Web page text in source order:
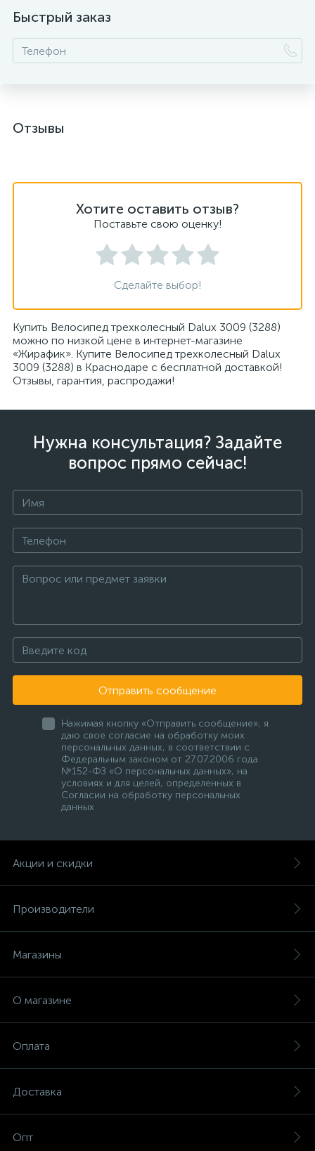
Быстрый заказ
Отзывы
Хотите оставить отзыв?
Поставьте свою оценку!
Сделайте выбор!
Купить Велосипед трехколесный Dalux 3009 (3288)
можно по низкой цене в интернет-магазине
«Жирафик». Купите Велосипед трехколесный Dalux
3009 (3288) в Краснодаре с бесплатной доставкой!
Отзывы, гарантия, распродажи!
Нужна консультация? Задайте
вопрос прямо сейчас!
Отправить сообщение
Нажимая кнопку «Отправить сообщение», я
даю свое согласие на обработку моих
персональных данных, в соответствии с
Федеральным законом от 27.07.2006 года
№152-ФЗ «О персональных данных», на
условиях и для целей, определенных в
Согласии на обработку персональных
данных
Акции и скидки
Производители
Магазины
О магазине
Оплата
Доставка
Опт